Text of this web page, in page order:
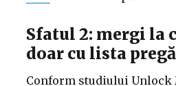
Sfatul 2: mergi la
doar cu lista
Conform studiului Unlock